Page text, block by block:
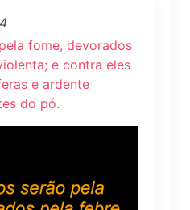
fome, devorados
e contra eles
e ardente
do pó.